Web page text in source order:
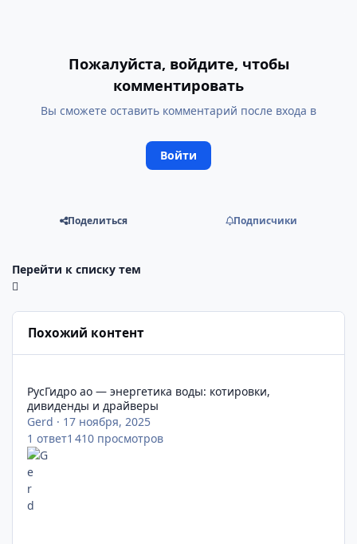
Пожалуйста, войдите, чтобы
комментировать
Вы сможете оставить комментарий после входа в
Войти
Поделиться Подписчики
Перейти к списку тем
Похожий контент
РусГидро ао — энергетика воды: котировки,
дивиденды и драйверы
Gerd · 17 ноября, 2025
1 ответ1 410 просмотров